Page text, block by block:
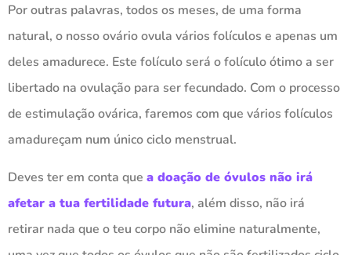
Por outras palavras, todos os meses, de uma forma
natural, o nosso ovário ovula vários folículos e apenas um
deles amadurece. Este folículo será o folículo ótimo a ser
libertado na ovulação para ser fecundado. Com o processo
de estimulação ovárica, faremos com que vários folículos
amadureçam num único ciclo menstrual.
Deves ter em conta que a doação de óvulos não irá
afetar a tua fertilidade futura, além disso, não irá
retirar nada que o teu corpo não elimine naturalmente,